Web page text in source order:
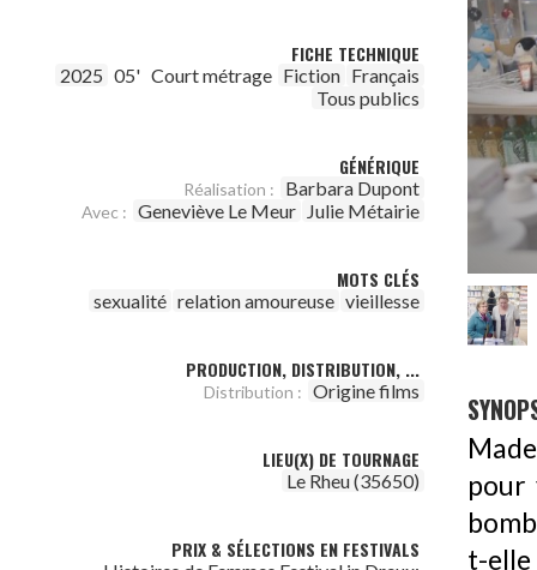
FICHE TECHNIQUE
2025 05' Court métrage Fiction Français
Tous publics
GÉNÉRIQUE
Réalisation : Barbara Dupont
Avec : Geneviève Le Meur Julie Métairie
MOTS CLÉS
sexualité relation amoureuse vieillesse
PRODUCTION, DISTRIBUTION, ...
Distribution : Origine films
LIEU(X) DE TOURNAGE
Le Rheu (35650)
PRIX & SÉLECTIONS EN FESTIVALS
pour
t-elle